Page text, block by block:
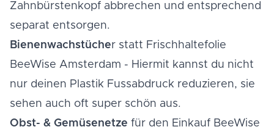
Zahnbürstenkopf abbrechen und entsprechend
separat entsorgen.
Bienenwachstücher statt Frischhaltefolie
BeeWise Amsterdam - Hiermit kannst du nicht
nur deinen Plastik Fussabdruck reduzieren, sie
sehen auch oft super schön aus.
Obst- & Gemüsenetze für den Einkauf BeeWise